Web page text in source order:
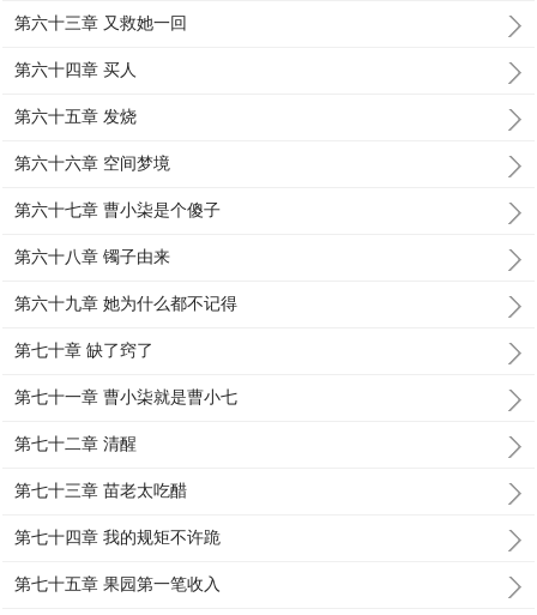
第六十三章 又救她一回
第六十四章 买人
第六十五章 发烧
第六十六章 空间梦境
第六十七章 曹小柒是个傻子
第六十八章 镯子由来
第六十九章 她为什么都不记得
第七十章 缺了窍了
第七十一章 曹小柒就是曹小七
第七十二章 清醒
第七十三章 苗老太吃醋
第七十四章 我的规矩不许跪
第七十五章 果园第一笔收入